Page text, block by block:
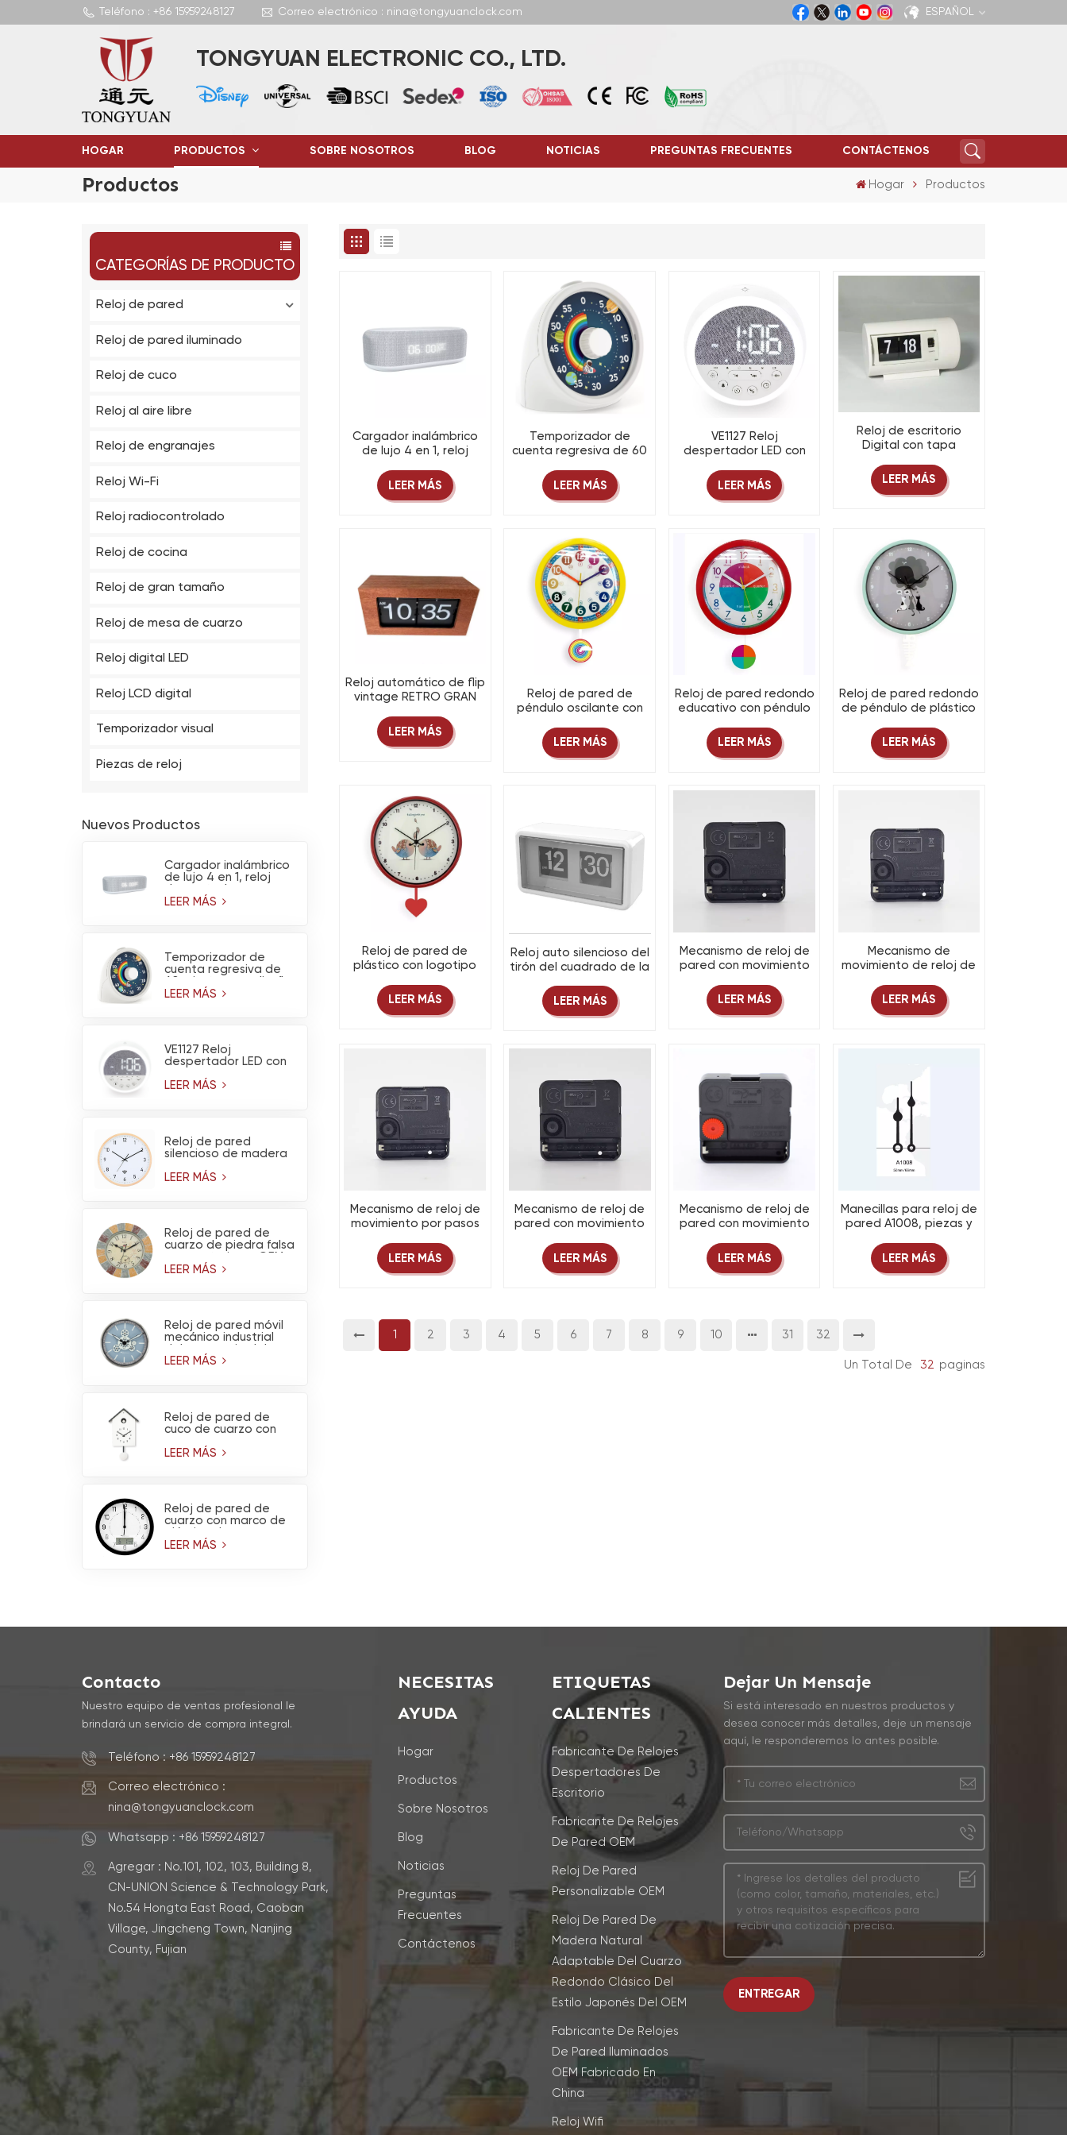
Teléfono : +86 15959248127 Correo electrónico : nina@tongyuanclock.com ESPAÑOL
TONGYUAN ELECTRONIC CO., LTD.
HOGAR PRODUCTOS SOBRE NOSOTROS BLOG NOTICIAS PREGUNTAS FRECUENTES CONTÁCTENOS
Productos Hogar Productos
CATEGORÍAS DE PRODUCTO
Reloj de pared
Reloj de pared iluminado
Reloj de cuco
Reloj al aire libre
Reloj de engranajes
Reloj Wi-Fi
Reloj radiocontrolado
Reloj de cocina
Reloj de gran tamaño
Reloj de mesa de cuarzo
Reloj digital LED
Reloj LCD digital
Temporizador visual
Piezas de reloj
Nuevos Productos
Cargador inalámbrico
de lujo 4 en 1, reloj
multifuncional,
LEER MÁS
Temporizador de
cuenta regresiva de
de arcoíris y
LEER MÁS
VE1127 Reloj
despertador LED con
nocturna
LEER MÁS
Reloj de pared
silencioso de madera
con pilas y tiene
LEER MÁS
Reloj de pared de
cuarzo de piedra falsa
con termómetro -
LEER MÁS
Reloj de pared móvil
mecánico industrial
metal del diseño del
LEER MÁS
Reloj de pared de
cuco de cuarzo con
LEER MÁS
Reloj de pared de
cuarzo con marco de
higrómetro y
LEER MÁS
Cargador inalámbrico
de lujo 4 en 1, reloj
multifuncional,
calendario, altavoz
LEER MÁS
Temporizador de
cuenta regresiva de 60
arcoíris y astronauta y
funcionamiento
LEER MÁS
VE1127 Reloj
despertador LED con
nocturna
LEER MÁS
Reloj de escritorio
Digital con tapa
página automático,
pantalla Digital
LEER MÁS
Reloj automático de flip
vintage RETRO GRAN
Minimalista Madera
Digital Reloj
LEER MÁS
Reloj de pared de
péndulo oscilante con
regalo promocional
redondo de plástico
LEER MÁS
Reloj de pared redondo
educativo con péndulo
plástico y diseño del
logotipo de la empresa.
LEER MÁS
Reloj de pared redondo
de péndulo de plástico
personalizado: reloj
promocional para
LEER MÁS
Reloj de pared de
plástico con logotipo
péndulo oscilante:
diseño redondo para
LEER MÁS
Reloj auto silencioso del
tirón del cuadrado de la
color de encargo
plástico para la tabla y
LEER MÁS
Mecanismo de reloj de
pared con movimiento
reloj de cuarzo, piezas y
accesorios de máquina
LEER MÁS
Mecanismo de
movimiento de reloj de
accesorios para reloj de
LEER MÁS
Mecanismo de reloj de
movimiento por pasos
de pared, piezas y
accesorios para
LEER MÁS
Mecanismo de reloj de
pared con movimiento
reloj de cuarzo, piezas y
accesorios de máquina
LEER MÁS
Mecanismo de reloj de
pared con movimiento
reloj de cuarzo, piezas y
accesorios de máquina
LEER MÁS
Manecillas para reloj de
pared A1008, piezas y
LEER MÁS
1 2 3 4 5 6 7 8 9 10 31 32
Un Total De 32 Paginas
Contacto
Nuestro equipo de ventas profesional le
brindará un servicio de compra integral.
Teléfono : +86 15959248127
Correo electrónico :
nina@tongyuanclock.com
Whatsapp : +86 15959248127
Agregar : No.101, 102, 103, Building 8,
CN-UNION Science & Technology Park,
No.54 Hongta East Road, Caoban
Village, Jingcheng Town, Nanjing
County, Fujian
NECESITAS
AYUDA
Hogar
Productos
Sobre Nosotros
Blog
Noticias
Preguntas
Frecuentes
Contáctenos
ETIQUETAS
CALIENTES
Fabricante De Relojes
Despertadores De
Escritorio
Fabricante De Relojes
De Pared OEM
Reloj De Pared
Personalizable OEM
Reloj De Pared De
Madera Natural
Adaptable Del Cuarzo
Redondo Clásico Del
Estilo Japonés Del OEM
Fabricante De Relojes
De Pared Iluminados
OEM Fabricado En
China
Reloj Wifi
Dejar Un Mensaje
Si está interesado en nuestros productos y
desea conocer más detalles, deje un mensaje
aquí, le responderemos lo antes posible.
ENTREGAR